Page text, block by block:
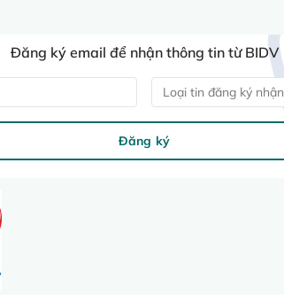
Đăng ký email để nhận thông tin từ BIDV
Loại tin đăng ký nhận
Đăng ký